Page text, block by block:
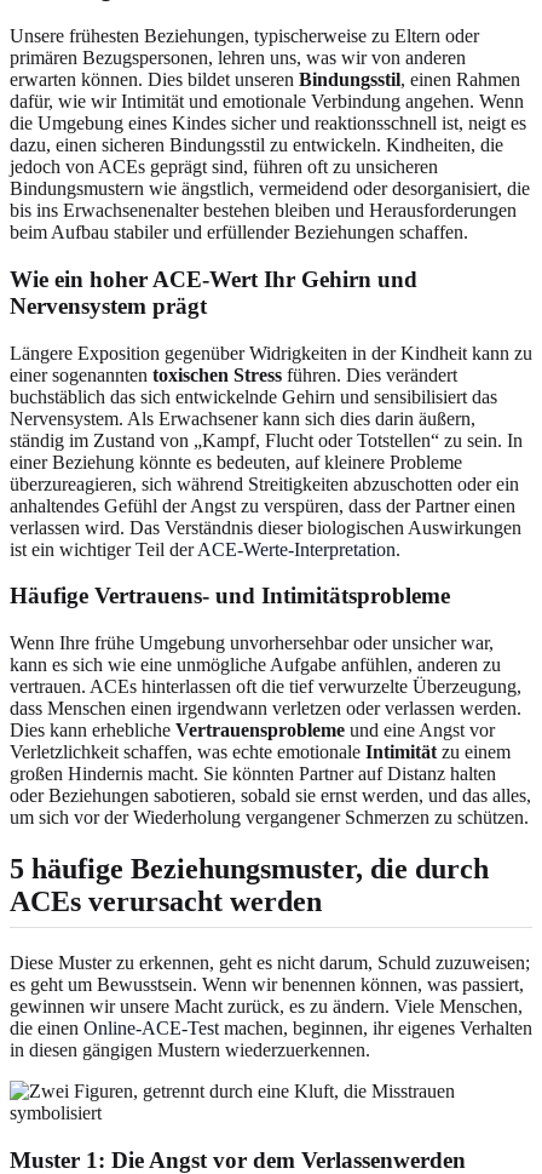
Unsere frühesten Beziehungen, typischerweise zu Eltern oder
primären Bezugspersonen, lehren uns, was wir von anderen
erwarten können. Dies bildet unseren Bindungsstil, einen Rahmen
dafür, wie wir Intimität und emotionale Verbindung angehen. Wenn
die Umgebung eines Kindes sicher und reaktionsschnell ist, neigt es
dazu, einen sicheren Bindungsstil zu entwickeln. Kindheiten, die
jedoch von ACEs geprägt sind, führen oft zu unsicheren
Bindungsmustern wie ängstlich, vermeidend oder desorganisiert, die
bis ins Erwachsenenalter bestehen bleiben und Herausforderungen
beim Aufbau stabiler und erfüllender Beziehungen schaffen.
Wie ein hoher ACE-Wert Ihr Gehirn und
Nervensystem prägt
Längere Exposition gegenüber Widrigkeiten in der Kindheit kann zu
einer sogenannten toxischen Stress führen. Dies verändert
buchstäblich das sich entwickelnde Gehirn und sensibilisiert das
Nervensystem. Als Erwachsener kann sich dies darin äußern,
ständig im Zustand von „Kampf, Flucht oder Totstellen“ zu sein. In
einer Beziehung könnte es bedeuten, auf kleinere Probleme
überzureagieren, sich während Streitigkeiten abzuschotten oder ein
anhaltendes Gefühl der Angst zu verspüren, dass der Partner einen
verlassen wird. Das Verständnis dieser biologischen Auswirkungen
ist ein wichtiger Teil derACE-Werte-Interpretation.
Häufige Vertrauens- und Intimitätsprobleme
Wenn Ihre frühe Umgebung unvorhersehbar oder unsicher war,
kann es sich wie eine unmögliche Aufgabe anfühlen, anderen zu
vertrauen. ACEs hinterlassen oft die tief verwurzelte Überzeugung,
dass Menschen einen irgendwann verletzen oder verlassen werden.
Dies kann erhebliche Vertrauensprobleme und eine Angst vor
Verletzlichkeit schaffen, was echte emotionale Intimität zu einem
großen Hindernis macht. Sie könnten Partner auf Distanz halten
oder Beziehungen sabotieren, sobald sie ernst werden, und das alles,
um sich vor der Wiederholung vergangener Schmerzen zu schützen.
5 häufige Beziehungsmuster, die durch
ACEs verursacht werden
Diese Muster zu erkennen, geht es nicht darum, Schuld zuzuweisen;
es geht um Bewusstsein. Wenn wir benennen können, was passiert,
gewinnen wir unsere Macht zurück, es zu ändern. Viele Menschen,
die einen Online-ACE-Test machen, beginnen, ihr eigenes Verhalten
in diesen gängigen Mustern wiederzuerkennen.
Muster 1: Die Angst vor dem Verlassenwerden